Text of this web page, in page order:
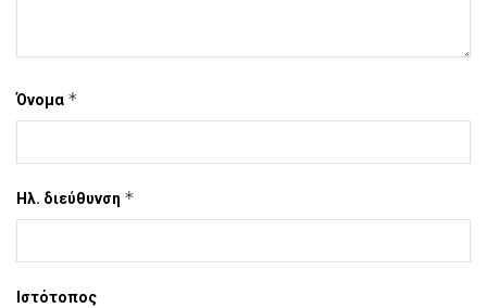
Όνομα *
Ηλ. διεύθυνση *
Ιστότοπος